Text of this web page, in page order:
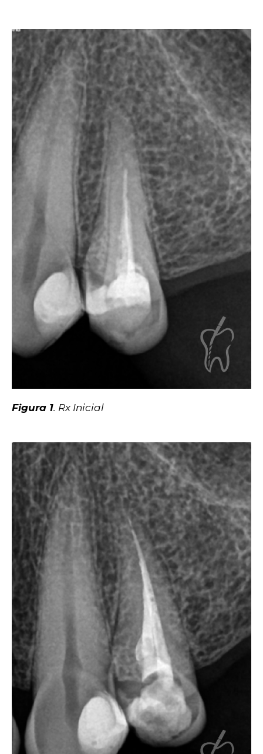
Figura 1. Rx Inicial